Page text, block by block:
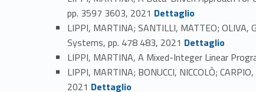
pp. 3597 3603, 2021 Link identifier #identifier_person_22875-40
Dettaglio
LIPPI, MARTINA; SANTILLI, MATTEO;
Systems, pp. 478 483, 2021 Link identifier #identifier_person_124620-41
Dettaglio
LIPPI, MARTINA, A Mixed-Integer Linear
LIPPI, MARTINA; BONUCCI, NICCOLÒ;
2021 Link identifier #identifier_person_123373-43
Dettaglio